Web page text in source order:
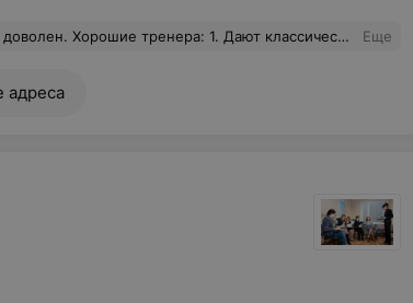
мгновенно, но загрузка - лучше любого кросс-фита и качалки. 3. Хорошо дают функционалку. 4. Поддерживают здоровую и доброжелательную атмосферу. 5. Очень хорошо объясняют технику приемов. Всем рекомендую. Еще
адреса